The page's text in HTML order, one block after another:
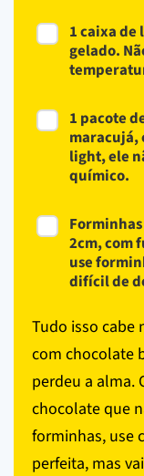
1 caixa
gelado.
1 pacote
maracujá,
light, ele
químico.
2cm, com
use
difícil de
Tudo isso cabe
com chocolate
perdeu a alma.
chocolate que
forminhas, use
perfeita, mas